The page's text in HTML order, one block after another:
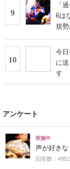
9
「
6は
規
10
今
に
す
アンケート
実施中
声が好きな
回答数：